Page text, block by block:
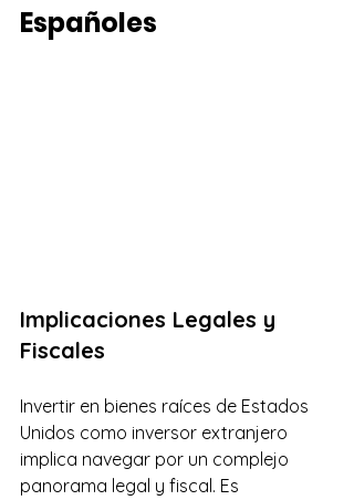
Españoles
Implicaciones Legales y
Fiscales
Invertir en bienes raíces de Estados
Unidos como inversor extranjero
implica navegar por un complejo
panorama legal y fiscal. Es